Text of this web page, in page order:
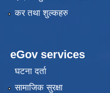
कर तथा शुल्कहरु
eGov services
घटना दर्ता
सामाजिक सुरक्षा